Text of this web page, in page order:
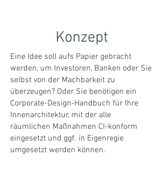
Konzept
Eine Idee soll aufs Papier gebracht
werden, um Investoren, Banken oder Sie
selbst von der Machbarkeit zu
überzeugen? Oder Sie benötigen ein
Corporate-Design-Handbuch für Ihre
Innenarchitektur, mit der alle
räumlichen Maßnahmen CI-konform
eingesetzt und ggf. in Eigenregie
umgesetzt werden können.